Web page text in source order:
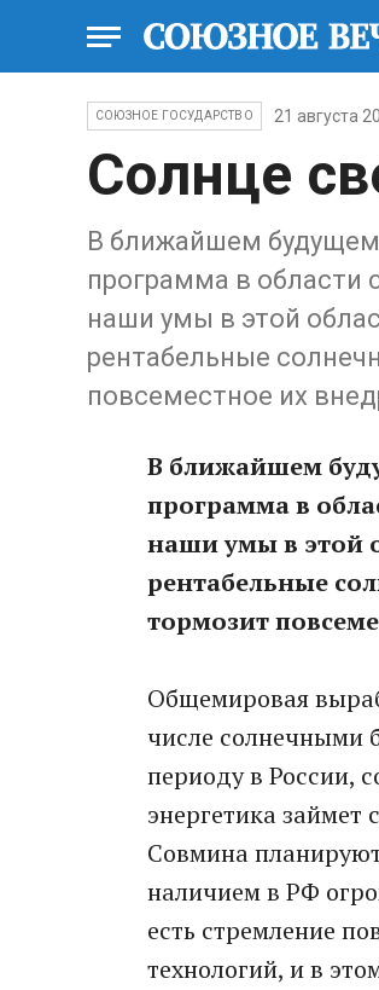
СОЮЗНОЕ ГОСУДАРСТВО 21 августа
Солнце
В ближайшем будущем
программа в области
наши умы в этой
рентабельные
повсеместное их
В ближайшем
программа в
наши умы в этой
рентабельные
тормозит
Общемировая
числе солнечными
периоду в России,
энергетика займет
Совмина
наличием в РФ
есть стремление
технологий, и в